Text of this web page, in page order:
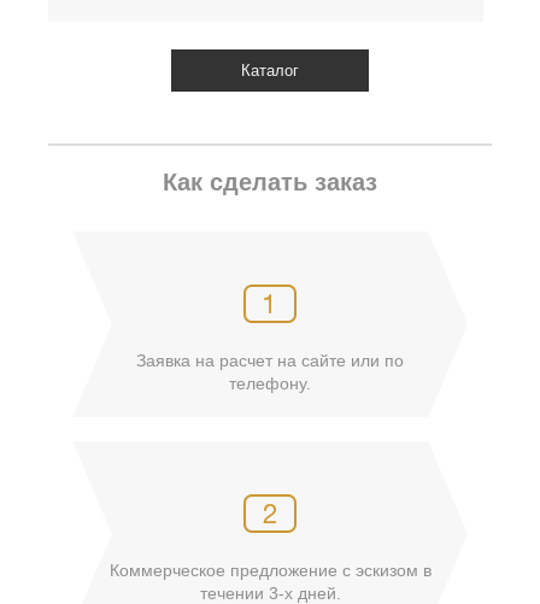
Каталог
Как сделать заказ
Заявка на расчет на сайте или по
телефону.
Коммерческое предложение с эскизом в
течении 3-х дней.